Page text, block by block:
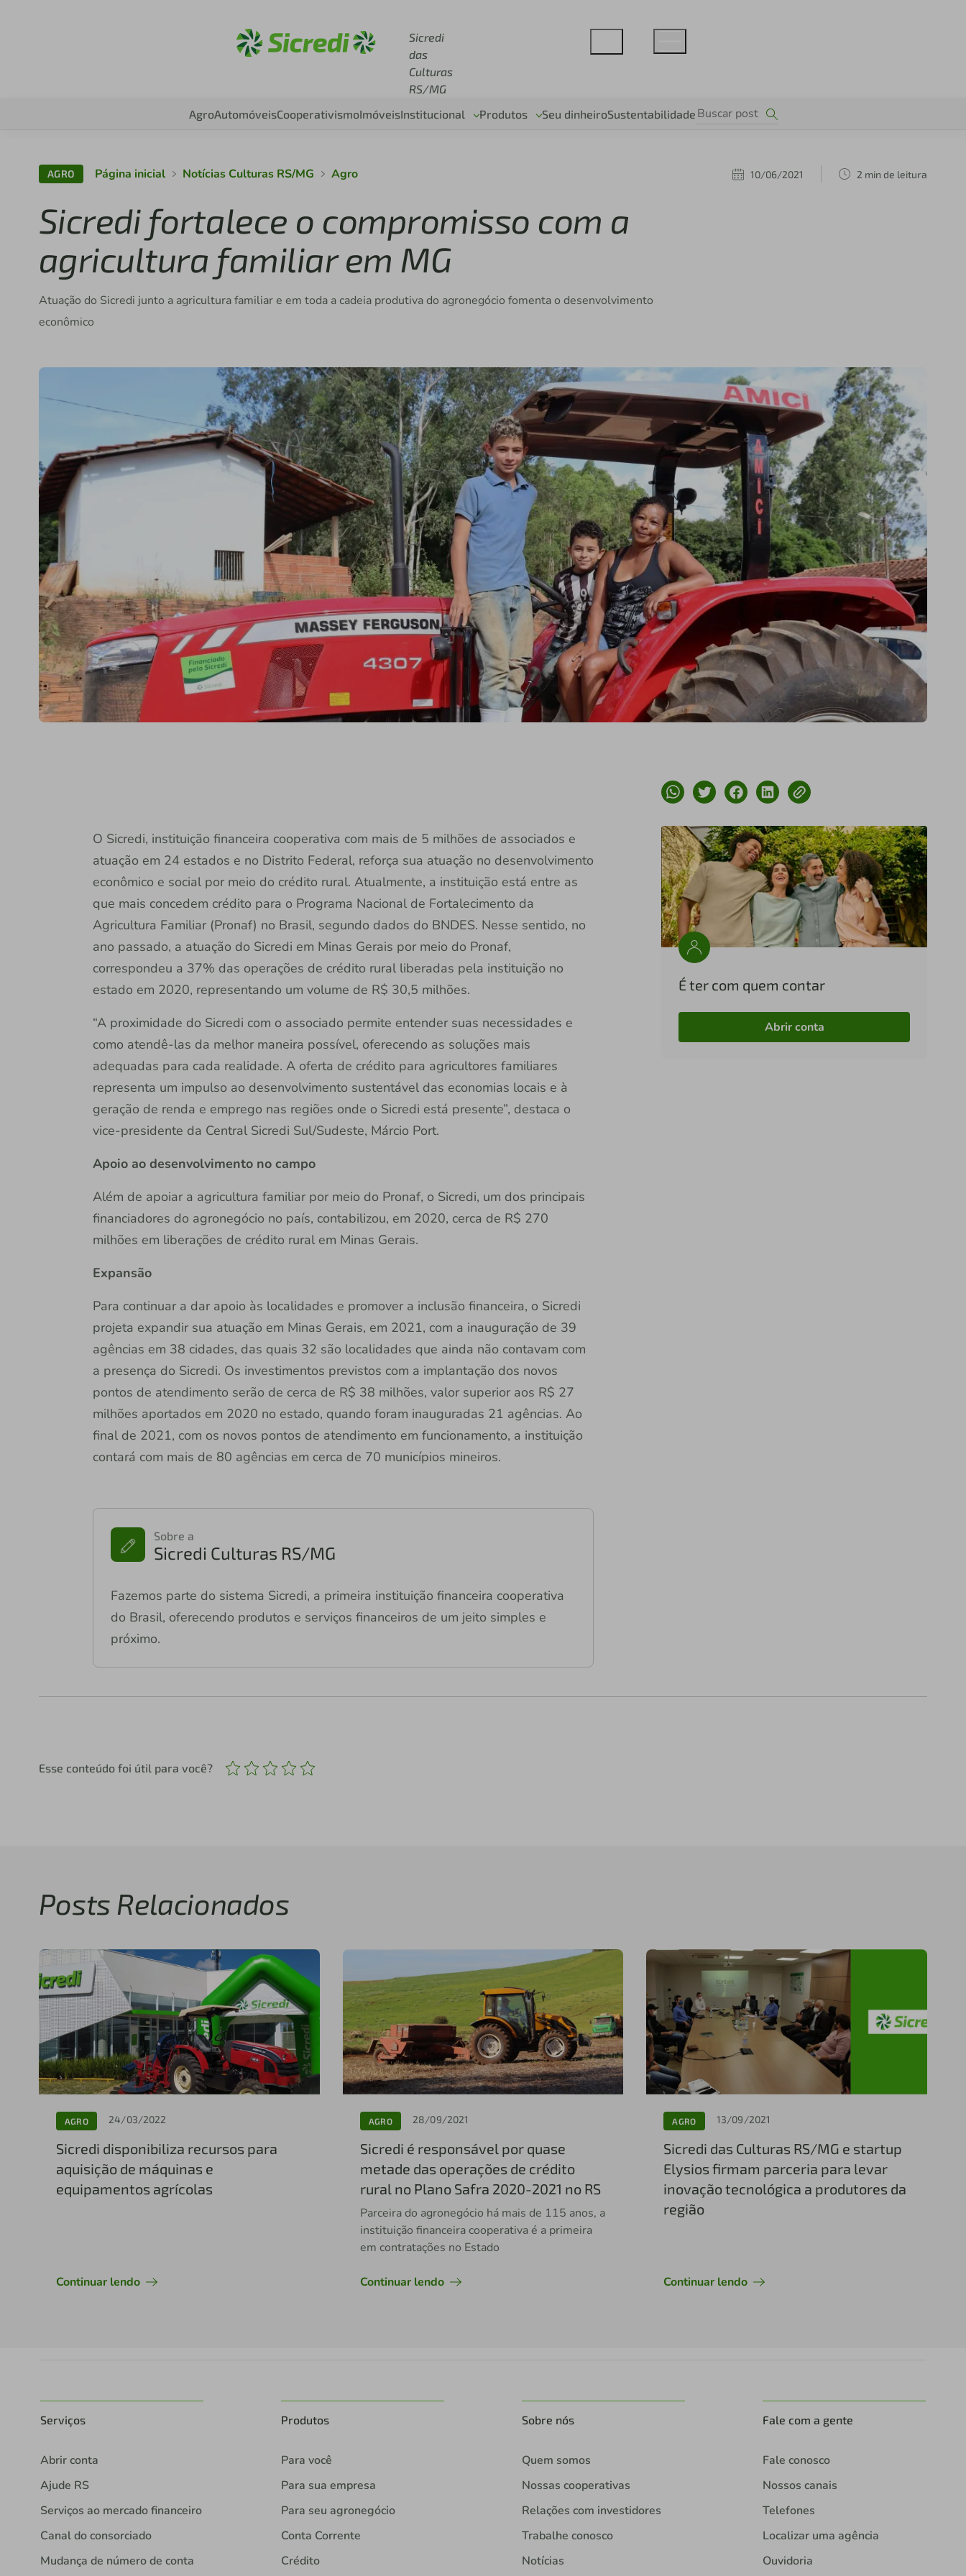
Sicredi
das
Culturas
RS/MG
AgroAutomóveisCooperativismoImóveisInstitucional Produtos Seu dinheiroSustentabilidade
AGRO Página inicial Notícias Culturas RS/MG Agro 10/06/2021 2 min de leitura
Sicredi fortalece o compromisso com a
agricultura familiar em MG
Atuação do Sicredi junto a agricultura familiar e em toda a cadeia produtiva do agronegócio fomenta o desenvolvimento
econômico
O Sicredi, instituição financeira cooperativa com mais de 5 milhões de associados e
atuação em 24 estados e no Distrito Federal, reforça sua atuação no desenvolvimento
econômico e social por meio do crédito rural. Atualmente, a instituição está entre as
que mais concedem crédito para o Programa Nacional de Fortalecimento da
Agricultura Familiar (Pronaf) no Brasil, segundo dados do BNDES. Nesse sentido, no
ano passado, a atuação do Sicredi em Minas Gerais por meio do Pronaf,
correspondeu a 37% das operações de crédito rural liberadas pela instituição no
estado em 2020, representando um volume de R$ 30,5 milhões.
“A proximidade do Sicredi com o associado permite entender suas necessidades e
como atendê-las da melhor maneira possível, oferecendo as soluções mais
adequadas para cada realidade. A oferta de crédito para agricultores familiares
representa um impulso ao desenvolvimento sustentável das economias locais e à
geração de renda e emprego nas regiões onde o Sicredi está presente”, destaca o
vice-presidente da Central Sicredi Sul/Sudeste, Márcio Port.
Apoio ao desenvolvimento no campo
Além de apoiar a agricultura familiar por meio do Pronaf, o Sicredi, um dos principais
financiadores do agronegócio no país, contabilizou, em 2020, cerca de R$ 270
milhões em liberações de crédito rural em Minas Gerais.
Expansão
Para continuar a dar apoio às localidades e promover a inclusão financeira, o Sicredi
projeta expandir sua atuação em Minas Gerais, em 2021, com a inauguração de 39
agências em 38 cidades, das quais 32 são localidades que ainda não contavam com
a presença do Sicredi. Os investimentos previstos com a implantação dos novos
pontos de atendimento serão de cerca de R$ 38 milhões, valor superior aos R$ 27
milhões aportados em 2020 no estado, quando foram inauguradas 21 agências. Ao
final de 2021, com os novos pontos de atendimento em funcionamento, a instituição
contará com mais de 80 agências em cerca de 70 municípios mineiros.
Sobre a
Sicredi Culturas RS/MG
Fazemos parte do sistema Sicredi, a primeira instituição financeira cooperativa
do Brasil, oferecendo produtos e serviços financeiros de um jeito simples e
próximo.
É ter com quem contar
Abrir conta
Esse conteúdo foi útil para você?
Posts Relacionados
AGRO 24/03/2022
Sicredi disponibiliza recursos para
aquisição de máquinas e
equipamentos agrícolas
Continuar lendo
AGRO 28/09/2021
Sicredi é responsável por quase
metade das operações de crédito
rural no Plano Safra 2020-2021 no RS
Parceira do agronegócio há mais de 115 anos, a
instituição financeira cooperativa é a primeira
em contratações no Estado
Continuar lendo
AGRO 13/09/2021
Sicredi das Culturas RS/MG e startup
Elysios firmam parceria para levar
inovação tecnológica a produtores da
região
Continuar lendo
Serviços
Abrir conta
Ajude RS
Serviços ao mercado financeiro
Canal do consorciado
Mudança de número de conta
Produtos
Para você
Para sua empresa
Para seu agronegócio
Conta Corrente
Crédito
Sobre nós
Quem somos
Nossas cooperativas
Relações com investidores
Trabalhe conosco
Notícias
Fale com a gente
Fale conosco
Nossos canais
Telefones
Localizar uma agência
Ouvidoria